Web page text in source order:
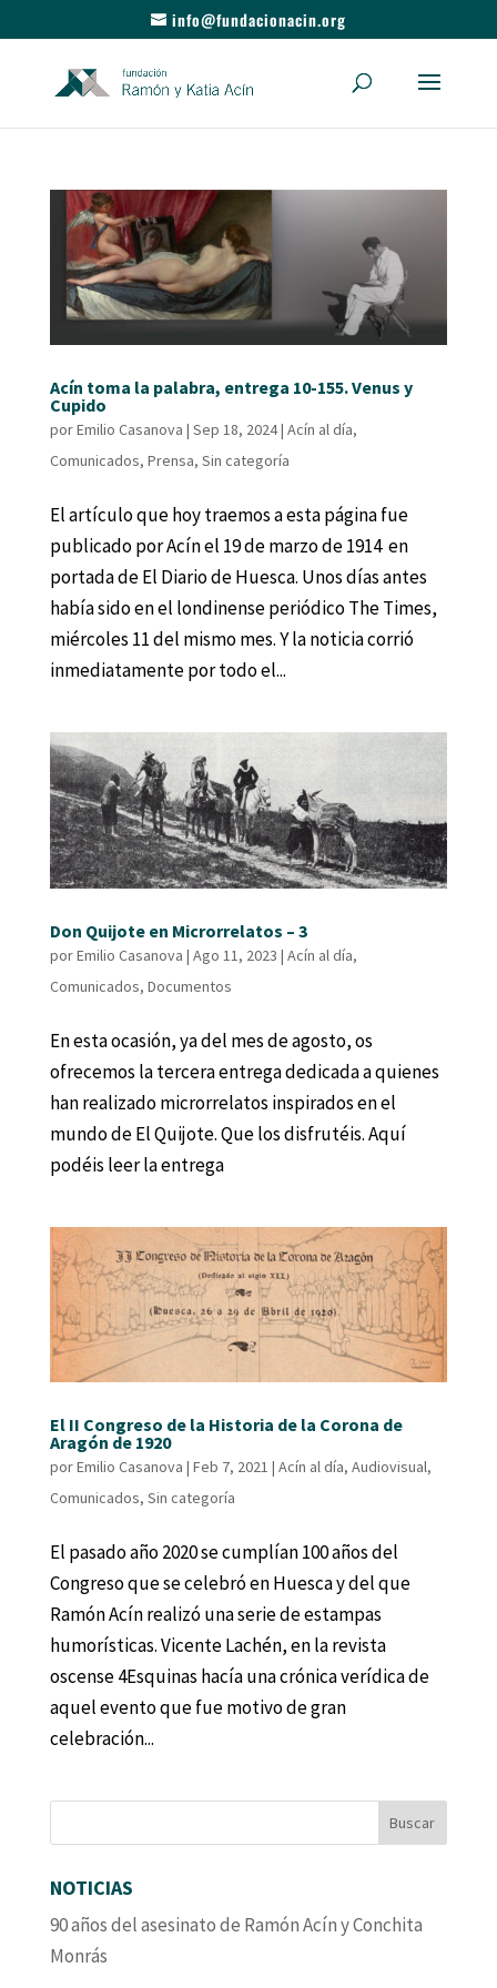
info@fundacionacin.org
Acín toma la palabra, entrega 10-155. Venus y
Cupido
porEmilio Casanova | Sep 18, 2024| Acín al día,
Comunicados, Prensa, Sin categoría
El artículo que hoy traemos a esta página fue
publicado por Acín el 19 de marzo de 1914 en
portada de El Diario de Huesca. Unos días antes
había sido en el londinense periódico The Times,
miércoles 11 del mismo mes. Y la noticia corrió
inmediatamente por todo el...
Don Quijote en Microrrelatos – 3
porEmilio Casanova | Ago 11, 2023 | Acín al día,
Comunicados, Documentos
En esta ocasión, ya del mes de agosto, os
ofrecemos la tercera entrega dedicada a quienes
han realizado microrrelatos inspirados en el
mundo de El Quijote. Que los disfrutéis. Aquí
podéis leer la entrega
El II Congreso de la Historia de la Corona de
Aragón de 1920
porEmilio Casanova | Feb 7, 2021 | Acín al día, Audiovisual,
Comunicados, Sin categoría
El pasado año 2020 se cumplían 100 años del
Congreso que se celebró en Huesca y del que
Ramón Acín realizó una serie de estampas
humorísticas. Vicente Lachén, en la revista
oscense 4Esquinas hacía una crónica verídica de
aquel evento que fue motivo de gran
celebración...
NOTICIAS
90 años del asesinato de Ramón Acín y Conchita
Monrás